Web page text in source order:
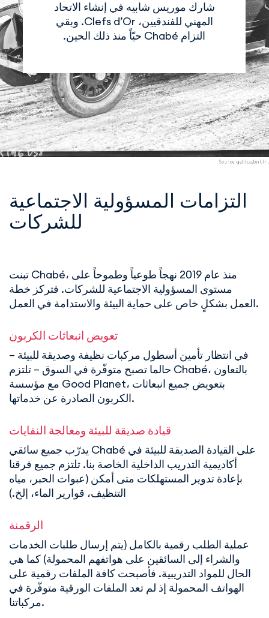
شارك موريس شابيه في إنشاء الاتحاد
المهني للفندقيين، Clefs d’Or. وبقي
التزام Chabé حيّاً منذ ذلك الحين.
التزامات المسؤولية الاجتماعية
للشركات
تبنت Chabé، منذ عام 2019 نهجاً طوعياً وطموحاً على
مستوى المسؤولية الاجتماعية للشركات. فتركز خطة
العمل بشكلٍ خاص على حماية البيئة والاستدامة في العمل.
تعويض انبعاثات الكربون
في انتظار تأمين أسطول مركبات نظيفة وصديقة للبيئة –
حالما تصبح متوفّرة في السوق – تلتزم Chabé، بالتعاون
مع مؤسسة Good Planet، بتعويض جميع انبعاثات
الكربون الصادرة عن خدماتها.
قيادة صديقة للبيئة ومعالجة النفايات
يدرّب جميع سائقي Chabé على القيادة الصديقة للبيئة في
أكاديمية التدريب الداخلية الخاصة بنا. تلتزم جميع فرقنا
بإعادة تدوير المستهلكات متى أمكن (عبوات الحبر، مياه
التنظيف، قوارير الماء، إلخ.)
الرقمنة
عملية الطلب رقمية بالكامل (يتم إرسال طلبات الخدمات
والشراء إلى السائقين على هواتفهم المحمولة) كما هي
الحال للمواد التدريبية. فأصبحت كافة الملفات رقمية على
الهواتف المحمولة إذ لم تعد الملفات الورقية متوفّرة في
مركباتنا.